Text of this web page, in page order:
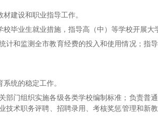
建设和职业指导工作。
毕业生就业措施，指导高（中）等学校开展大
计和监测全市教育经费的投入和使用情况；指
统的稳定工作。
门组织实施各级各类学校编制标准；负责普
术职务评聘、招聘录用、考核奖惩管理和新